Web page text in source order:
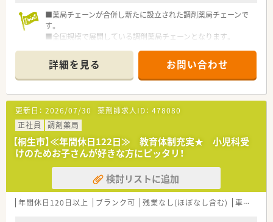
■薬局チェーンが合併し新たに設立された調剤薬局チェーンで
す。
■全国規模で展開している調剤薬局チェーンとなります。
た経営基盤から、成長スピードを加速させていきます。
■目の前の患者様や、困っている人のために薬剤師としてできる
ことにまず取り組もうという姿勢を表しています。
■常に患者様のニーズに合わせたサービスを提供し、「まちの薬
局」として気軽に健康相談ができることを使命としています。
■産育休からの復帰率は95%以上！時短勤務はお子様が小学3年
生終了時まで。
■最新機器の導入やメディカルリスクコントローラー制度を導
入し、調剤過誤防止に向けた取り組みにも積極的です。
■家族やプライベートを大事にしながら働きたい方、キャリアを
磨きたい方皆様にお勧めです。
■パートから正社員へのキャリアチェンジも相談可能です。
詳細を見る お問い合わせ
更新日： 2026/07/30 薬剤師求人ID： 478080
正社員
調剤薬局
【桐生市】≪年間休日122日≫ 教育体制充実★ 小児科受
けのためお子さんが好きな方にピッタリ！
検討リストに追加
年間休日120日以上 ブランク可 残業なし(ほぼなし含む) 車通勤可